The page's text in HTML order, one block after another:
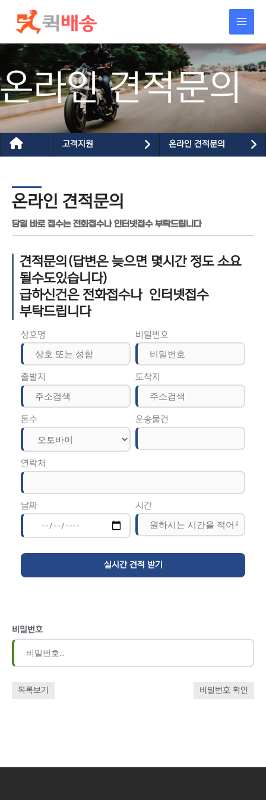
건너뛰기
온라인 견적문의
고객지원 온라인 견적문의
온라인 견적문의
당일 바로 접수는 전화접수나 인터넷접수 부탁드립니다
견적문의(답변은 늦으면 몇시간 정도 소요
될수도있습니다)
급하신건은 전화접수나 인터넷접수
부탁드립니다
상호명 비밀번호
출발지 도착지
톤수 운송물건
연락처
날짜 시간
비밀번호
목록보기 비밀번호 확인